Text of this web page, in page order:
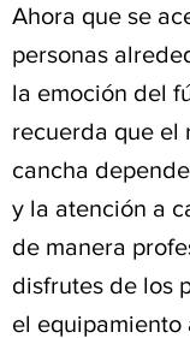
Ahora que se
personas
la emoción del
recuerda que el
cancha
y la atención a
de manera
disfrutes de los
el equipamiento